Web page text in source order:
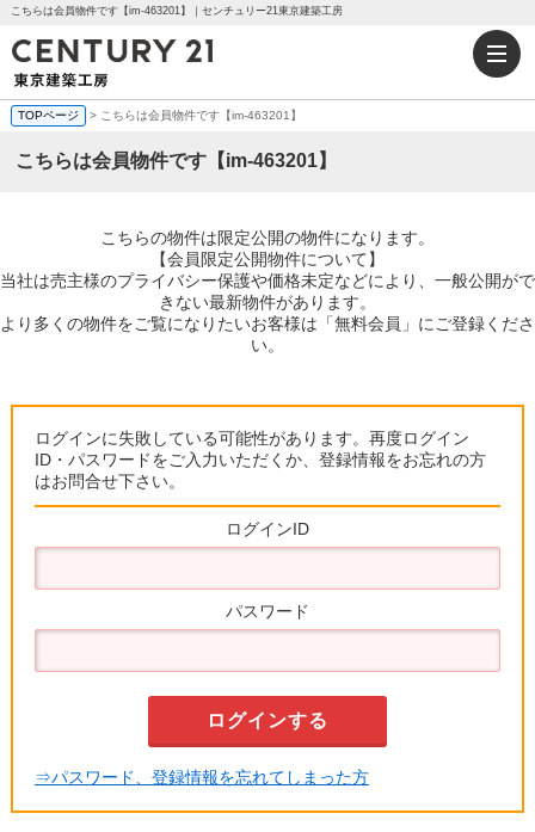
こちらは会員物件です【im-463201】｜センチュリー21東京建築工房
TOPページ > こちらは会員物件です【im-463201】
こちらは会員物件です【im-463201】
こちらの物件は限定公開の物件になります。
【会員限定公開物件について】
当社は売主様のプライバシー保護や価格未定などにより、一般公開がで
きない最新物件があります。
より多くの物件をご覧になりたいお客様は「無料会員」にご登録くださ
い。
ログインに失敗している可能性があります。再度ログイン
ID・パスワードをご入力いただくか、登録情報をお忘れの方
はお問合せ下さい。
ログインID
パスワード
⇒パスワード、登録情報を忘れてしまった方